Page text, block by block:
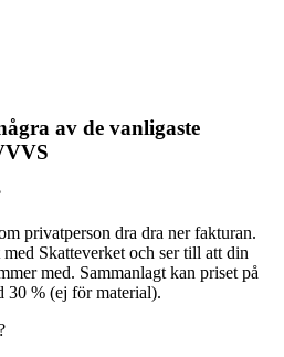
av de vanligaste
privatperson dra dra ner fakturan.
Skatteverket och ser till att din
med. Sammanlagt kan priset på
30 % (ej för material).